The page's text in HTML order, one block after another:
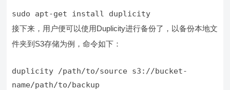
sudo apt-get install duplicity
接下来，用户便可以使用Duplicity进行备份了，以备份本地文
件夹到S3存储为例，命令如下：
duplicity /path/to/source s3://bucket-
name/path/to/backup